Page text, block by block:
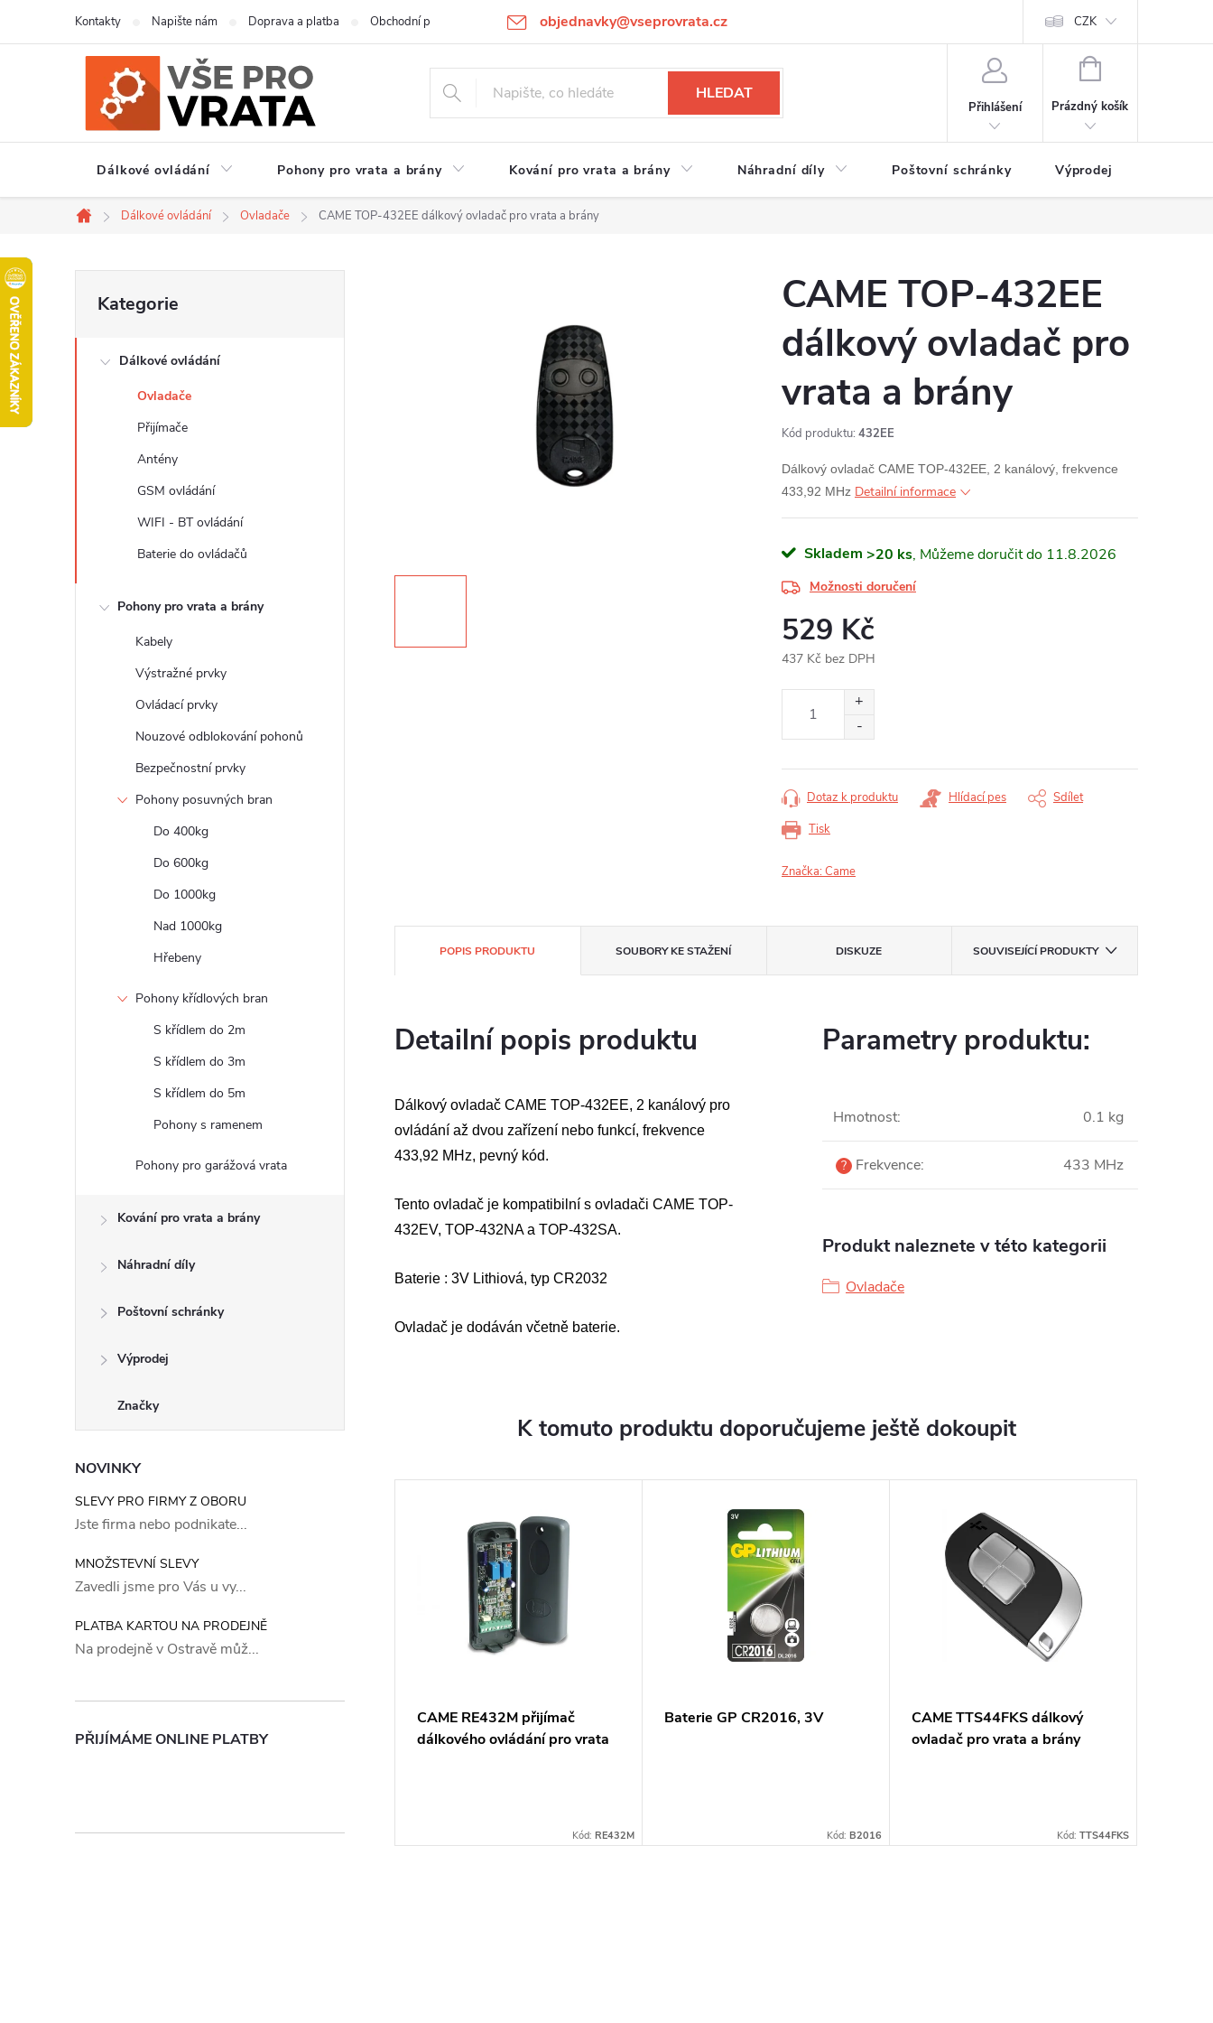
objednavky@vseprovrata.cz
Kontakty Napište nám Doprava a platba Obchodní podmínky Ochrana osobních údajů Novinky CZK
HLEDAT
Přihlášení
NÁKUPNÍ
Prázdný košík
Dálkové ovládání Pohony pro vrata a brány Kování pro vrata a brány Náhradní díly Poštovní schránky Výprodej
Domů
Dálkové ovládání Ovladače CAME TOP-432EE dálkový ovladač pro vrata a brány
o
kategorie
Kategorie
Dálkové ovládání
Ovladače
Přijímače
Antény
GSM ovládání
WIFI - BT ovládání
Baterie do ovládačů
Pohony pro vrata a brány
Kabely
Výstražné prvky
Ovládací prvky
Nouzové odblokování pohonů
Bezpečnostní prvky
Pohony posuvných bran
Do 400kg
Do 600kg
Do 1000kg
Nad 1000kg
Hřebeny
Pohony křídlových bran
S křídlem do 2m
S křídlem do 3m
S křídlem do 5m
Pohony s ramenem
Pohony pro garážová vrata
Kování pro vrata a brány
Náhradní díly
Poštovní schránky
Výprodej
Značky
NOVINKY
SLEVY PRO FIRMY Z OBORU
Jste firma nebo podnikate...
MNOŽSTEVNÍ SLEVY
Zavedli jsme pro Vás u vy...
PLATBA KARTOU NA PRODEJNĚ
Na prodejně v Ostravě můž...
PŘIJÍMÁME ONLINE PLATBY
CAME TOP-432EE
dálkový ovladač pro
vrata a brány
Kód produktu: 432EE
Dálkový ovladač CAME TOP-432EE, 2 kanálový, frekvence
433,92 MHz Detailní informace
Skladem >20 ks 11.8.2026
Možnosti doručení
529 Kč
437 Kč bez DPH
Tisk
Dotaz k produktu Hlídací pes Sdílet
Značka:Came
POPIS PRODUKTU SOUBORY KE STAŽENÍ DISKUZE SOUVISEJÍCÍ PRODUKTY
Detailní popis produktu
Dálkový ovladač CAME TOP-432EE, 2 kanálový pro
ovládání až dvou zařízení nebo funkcí, frekvence
433,92 MHz, pevný kód.
Tento ovladač je kompatibilní s ovladači CAME TOP-
432EV, TOP-432NA a TOP-432SA.
Baterie : 3V Lithiová, typ CR2032
Ovladač je dodáván včetně baterie.
Parametry produktu:
Hmotnost: 0.1 kg
? Frekvence: 433 MHz
Produkt naleznete v této kategorii
Ovladače
K tomuto produktu doporučujeme ještě dokoupit
CAME RE432M přijímač
dálkového ovládání pro vrata
Kód: RE432M
Baterie GP CR2016, 3V
Kód: B2016
CAME TTS44FKS dálkový
ovladač pro vrata a brány
Kód: TTS44FKS